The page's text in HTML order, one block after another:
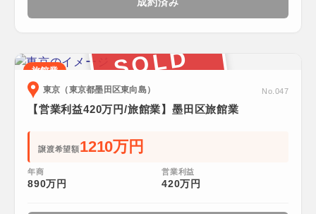
SOLD
旅館業
東京（東京都墨田区東向島）
No.047
【営業利益420万円/旅館業】墨田区旅館業
譲渡希望額1210万円
年商
890万円
営業利益
420万円